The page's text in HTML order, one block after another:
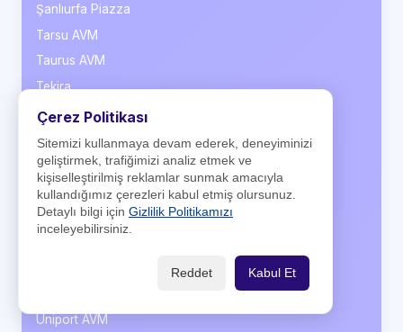
Şanlıurfa Piazza
Tarsu AVM
Taurus AVM
Tekira
Tepe Nautilus
Teras Park
TerraCity
Torium
Trabzon Cevahir Outlet
Uniport AVM
Çerez Politikası
Sitemizi kullanmaya devam ederek, deneyiminizi
geliştirmek, trafiğimizi analiz etmek ve
kişiselleştirilmiş reklamlar sunmak amacıyla
kullandığımız çerezleri kabul etmiş olursunuz.
Detaylı bilgi için Gizlilik Politikamızı
inceleyebilirsiniz.
Reddet Kabul Et